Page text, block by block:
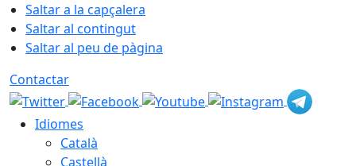
Saltar a la capçalera
Saltar al contingut
Saltar al peu de pàgina
Contactar
Idiomes
Català
Castellà